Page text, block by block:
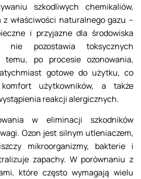
szkodliwych chemikaliów,
z właściwości naturalnego gazu –
i przyjazne dla środowiska
nie pozostawia toksycznych
temu, po procesie ozonowania,
gotowe do użytku, co
użytkowników, a także
reakcji alergicznych.
w eliminacji szkodników
Ozon jest silnym utleniaczem,
mikroorganizmy, bakterie i
zapachy. W porównaniu z
które często wymagają wielu